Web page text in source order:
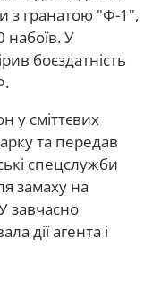
з гранатою "Ф-1",
набоїв. У
боєздатність
у сміттєвих
та передав
спецслужби
замаху на
завчасно
дії агента і